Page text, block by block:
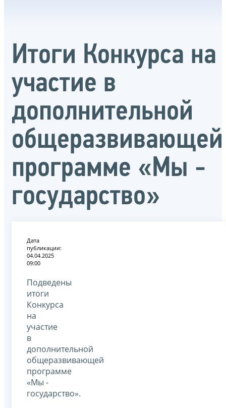
Итоги Конкурса на
участие в
дополнительной
общеразвивающей
программе «Мы -
государство»
Дата
публикации:
04.04.2025
09:00
Подведены
итоги
Конкурса
на
участие
в
дополнительной
общеразвивающей
программе
«Мы -
государство».